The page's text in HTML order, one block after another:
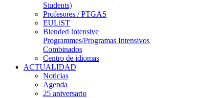
Students)
Profesores / PTGAS
EULiST
Blended Intensive
Programmes/Programas Intensivos
Combinados
Centro de idiomas
ACTUALIDAD
Noticias
Agenda
25 aniversario